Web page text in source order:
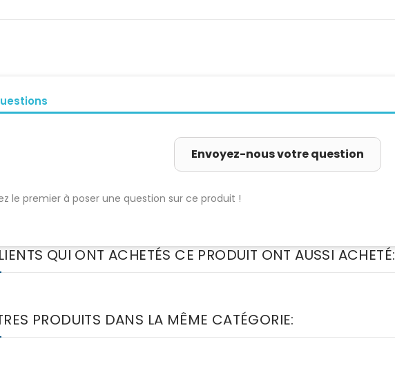
Envoyez-nous votre question
le premier à poser une question sur ce produit !
QUI ONT ACHETÉS CE PRODUIT ONT AUSSI ACHETÉ:
PRODUITS DANS LA MÊME CATÉGORIE: